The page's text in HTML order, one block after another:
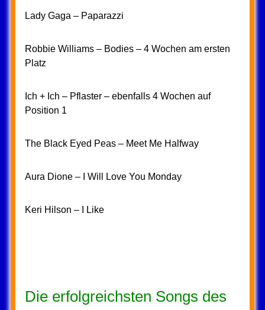
Lady Gaga – Paparazzi
Robbie Williams – Bodies – 4 Wochen am ersten
Platz
Ich + Ich – Pflaster – ebenfalls 4 Wochen auf
Position 1
The Black Eyed Peas – Meet Me Halfway
Aura Dione – I Will Love You Monday
Keri Hilson – I Like
Die erfolgreichsten Songs des